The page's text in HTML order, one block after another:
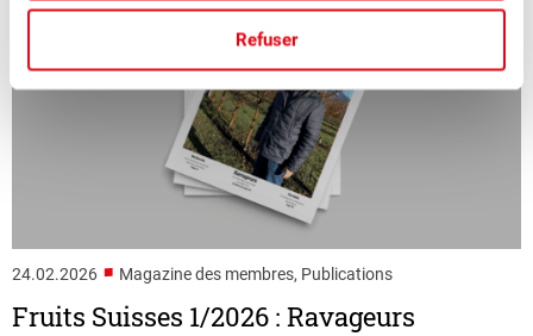
Refuser
24.02.2026 ■ Magazine des membres, Publications
Fruits Suisses 1/2026 : Ravageurs